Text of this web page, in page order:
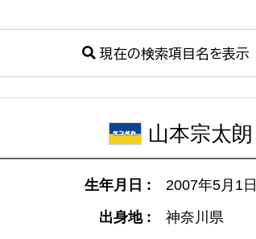
現在の検索項目名を表示
山本宗太朗
生年月日 :
2007年5月1日
出身地 :
神奈川県